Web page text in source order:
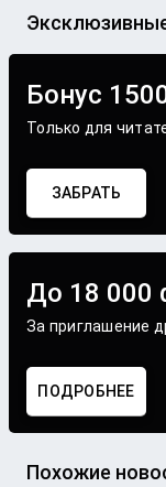
Бонус
Только для
ЗАБРАТЬ
До 18 000
За приглашение
ПОДРОБНЕЕ
Похожие